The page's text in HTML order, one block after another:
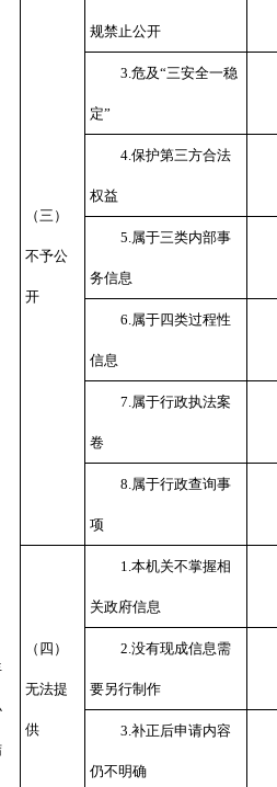
（三）
不予公
开
规禁止公开
3.危及“三安全一稳
定”
4.保护第三方合法
权益
5.属于三类内部事
务信息
6.属于四类过程性
信息
7.属于行政执法案
卷
8.属于行政查询事
项
（四）
无法提
供
1.本机关不掌握相
关政府信息
2.没有现成信息需
要另行制作
3.补正后申请内容
仍不明确